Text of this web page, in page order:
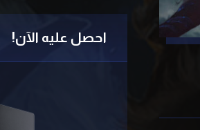
احصل عليه الآن!